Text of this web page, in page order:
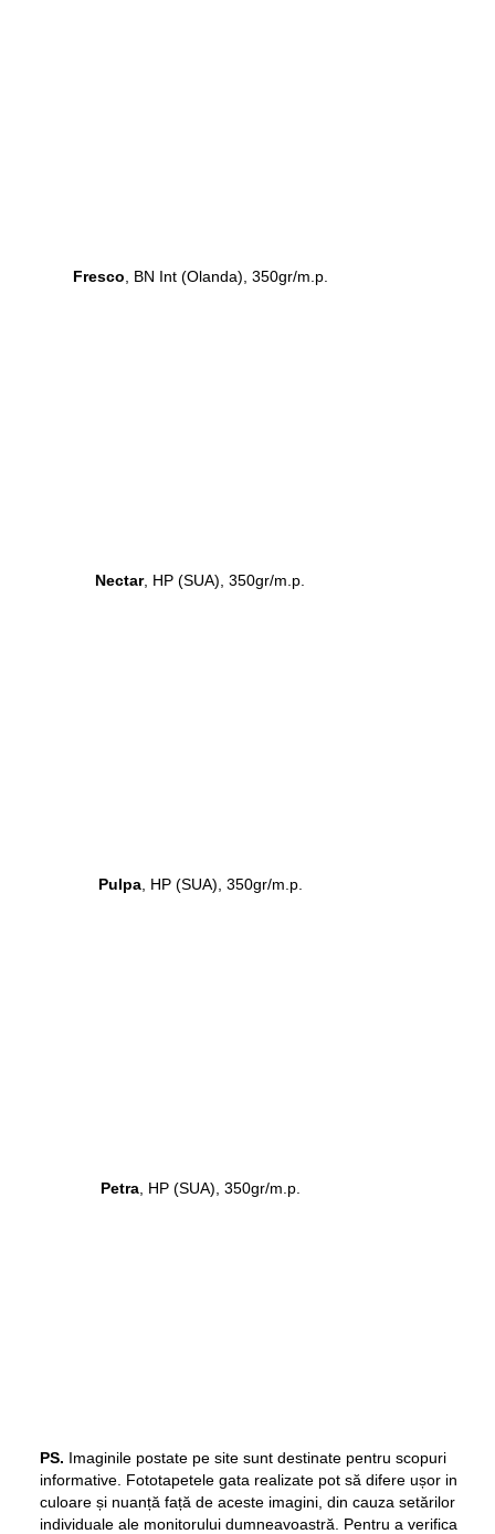
Fresco , BN Int (Olanda), 350gr/m.p.
Nectar, HP (SUA), 350gr/m.p.
Pulpa, HP (SUA), 350gr/m.p.
Petra, HP (SUA), 350gr/m.p.
PS. Imaginile postate pe site sunt destinate pentru scopuri
informative. Fototapetele gata realizate pot să difere ușor in
culoare și nuanță față de aceste imagini, din cauza setărilor
individuale ale monitorului dumneavoastră. Pentru a verifica